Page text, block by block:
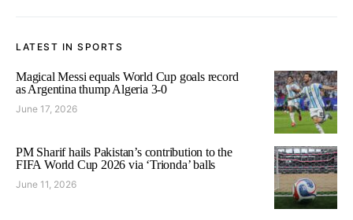
LATEST IN SPORTS
Magical Messi equals World Cup goals record
as Argentina thump Algeria 3-0
June 17, 2026
PM Sharif hails Pakistan’s contribution to the
FIFA World Cup 2026 via ‘Trionda’ balls
June 11, 2026